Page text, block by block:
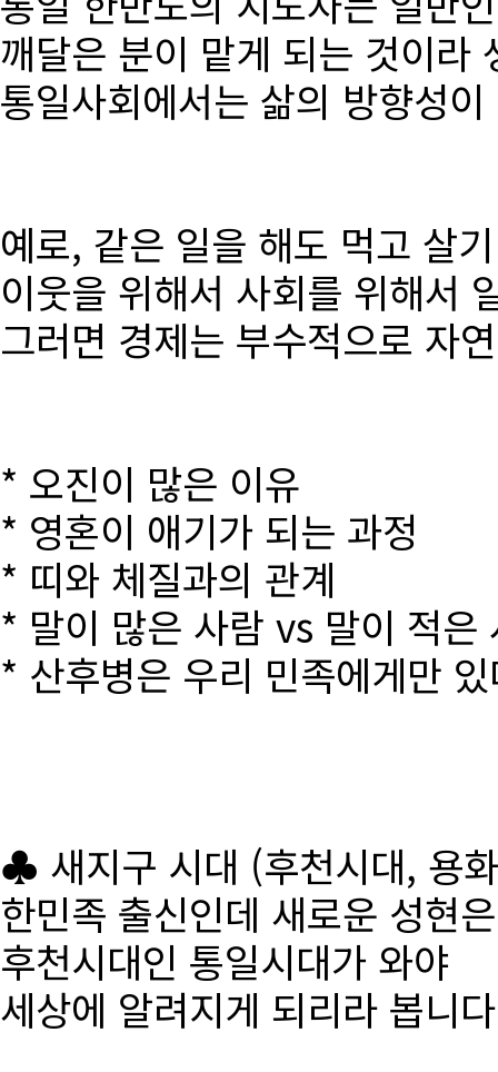
깨달은 분이 맡게 되는 것이라
통일사회에서는 삶의 방향성
예로, 같은 일을 해도 먹고 살
이웃을 위해서 사회를 위해서
그러면 경제는 부수적으로 자
* 오진이 많은 이유
* 영혼이 애기가 되는 과정
* 띠와 체질과의 관계
* 말이 많은 사람 vs 말이 적은
* 산후병은 우리 민족에게만
♣ 새지구 시대 (후천시대, 용
한민족 출신인데 새로운 성현
후천시대인 통일시대가 와야
세상에 알려지게 되리라 봅니